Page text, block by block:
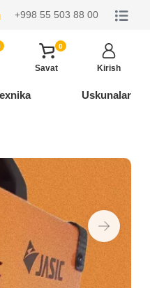
+998 55 503 88 00
0
Savat Kirish
Uskunalar